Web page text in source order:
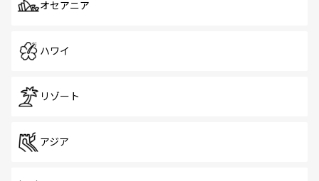
オセアニア
ハワイ
リゾート
アジア